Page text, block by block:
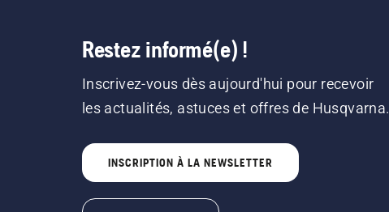
Restez informé(e) !
Inscrivez-vous dès aujourd'hui pour recevoir
les actualités, astuces et offres de Husqvarna.
INSCRIPTION À LA NEWSLETTER